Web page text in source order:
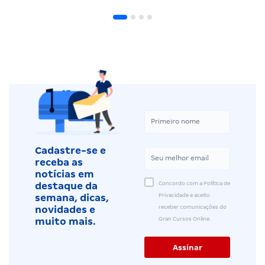
Cadastre-se e
receba as
notícias em
destaque da
semana, dicas,
novidades e
muito mais.
Concordo com a Política de
Privacidade e aceito
receber comunicações do
Gran Cursos Online.